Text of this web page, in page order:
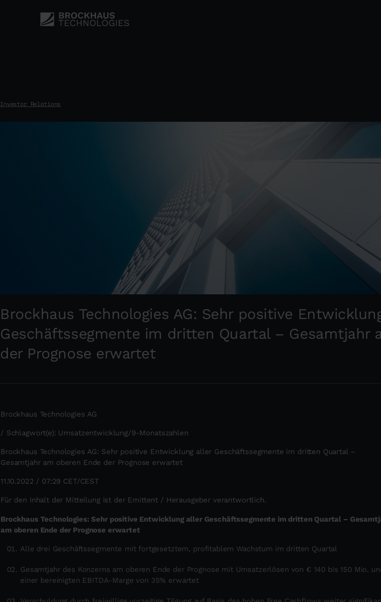
Investor Relations
Brockhaus Technologies AG: Sehr positive
Geschäftssegmente im dritten Quartal – Gesamtjahr
der Prognose erwartet
Brockhaus Technologies AG
/ Schlagwort(e): Umsatzentwicklung/9-Monatszahlen
Brockhaus Technologies AG: Sehr positive Entwicklung aller Geschäftssegmente im dritten Quartal –
Gesamtjahr am oberen Ende der Prognose erwartet
11.10.2022 / 07:29 CET/CEST
Für den Inhalt der Mitteilung ist der Emittent / Herausgeber verantwortlich.
Brockhaus Technologies: Sehr positive Entwicklung aller Geschäftssegmente im dritten Quartal –
am oberen Ende der Prognose erwartet
Alle drei Geschäftssegmente mit fortgesetztem, profitablem Wachstum im dritten Quartal
Gesamtjahr des Konzerns am oberen Ende der Prognose mit Umsatzerlösen von € 140 bis 150 Mio.
einer bereinigten EBITDA-Marge von 35% erwartet